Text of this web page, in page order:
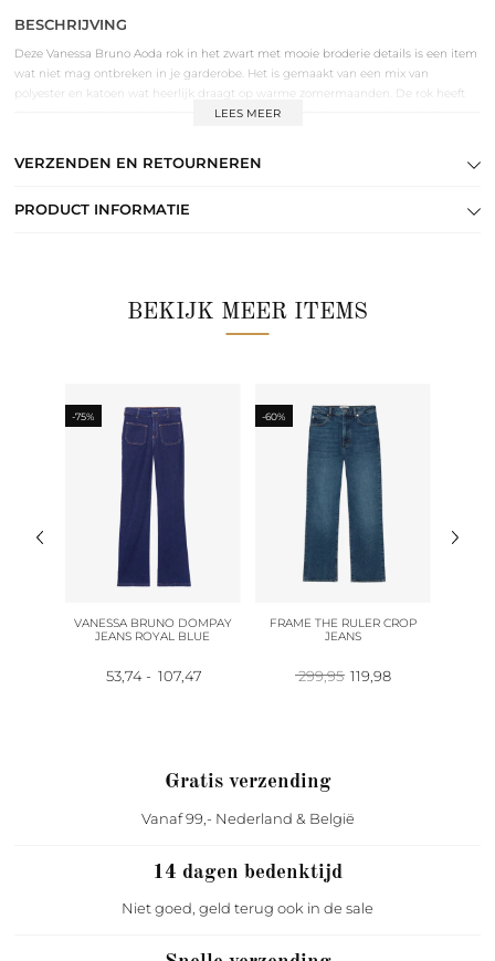
BESCHRIJVING
Deze Vanessa Bruno Aoda rok in het zwart met mooie broderie details is een item
wat niet mag ontbreken in je garderobe. Het is gemaakt van een mix van
polyester en katoen wat heerlijk draagt op warme zomermaanden. De rok heeft
steekzakken, blinde ritssluiting aan de achterzijde, stroken voor extra volume en
LEES MEER
VERZENDEN EN RETOURNEREN
PRODUCT INFORMATIE
BEKIJK MEER ITEMS
-75%
VANESSA BRUNO DOMPAY
JEANS ROYAL BLUE
53,74- 107,47
-60%
FRAME THE RULER CROP
JEANS
299,95 Oorspronkelijke
prijs
119,98Huidige
Gratis verzending
Vanaf 99,- Nederland & België
14 dagen bedenktijd
Niet goed, geld terug ook in de sale